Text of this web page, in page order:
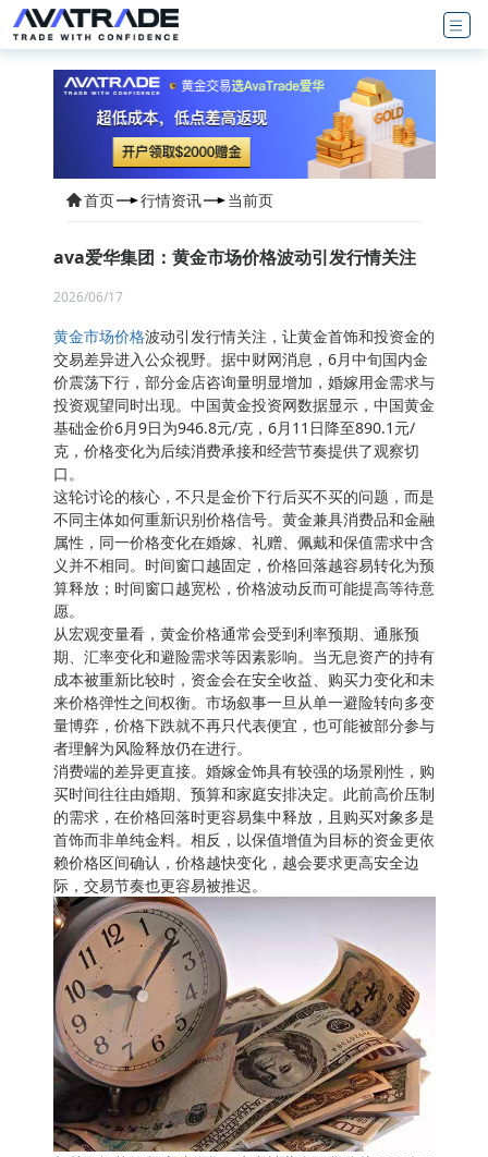
首页 行情资讯 当前页
ava爱华集团：黄金市场价格波动引发行情关注
2026/06/17
黄金市场价格波动引发行情关注，让黄金首饰和投资金的
交易差异进入公众视野。据中财网消息，6月中旬国内金
价震荡下行，部分金店咨询量明显增加，婚嫁用金需求与
投资观望同时出现。中国黄金投资网数据显示，中国黄金
基础金价6月9日为946.8元/克，6月11日降至890.1元/
克，价格变化为后续消费承接和经营节奏提供了观察切
口。
这轮讨论的核心，不只是金价下行后买不买的问题，而是
不同主体如何重新识别价格信号。黄金兼具消费品和金融
属性，同一价格变化在婚嫁、礼赠、佩戴和保值需求中含
义并不相同。时间窗口越固定，价格回落越容易转化为预
算释放；时间窗口越宽松，价格波动反而可能提高等待意
愿。
从宏观变量看，黄金价格通常会受到利率预期、通胀预
期、汇率变化和避险需求等因素影响。当无息资产的持有
成本被重新比较时，资金会在安全收益、购买力变化和未
来价格弹性之间权衡。市场叙事一旦从单一避险转向多变
量博弈，价格下跌就不再只代表便宜，也可能被部分参与
者理解为风险释放仍在进行。
消费端的差异更直接。婚嫁金饰具有较强的场景刚性，购
买时间往往由婚期、预算和家庭安排决定。此前高价压制
的需求，在价格回落时更容易集中释放，且购买对象多是
首饰而非单纯金料。相反，以保值增值为目标的资金更依
赖价格区间确认，价格越快变化，越会要求更高安全边
际，交易节奏也更容易被推迟。